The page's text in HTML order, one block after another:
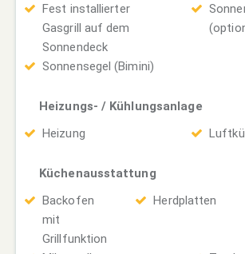
Fest installierter
Gasgrill auf dem
Sonnendeck
Sonnensegel (Bimini)
Heizungs- / Kühlungsanlage
Heizung
Küchenausstattung
Backofen
mit
Grillfunktion
Herdplatten